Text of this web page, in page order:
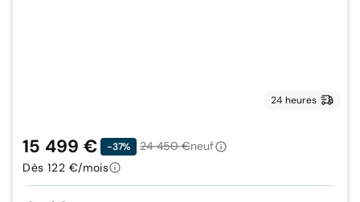
24 heures
15 499 € -37% 24 450 €neuf
Dès 122 €/mois